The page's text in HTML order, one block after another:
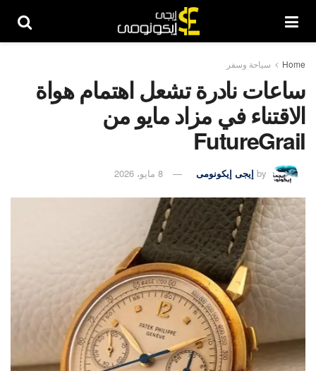
Home سياحة وسفر
ساعات نادرة تشعل اهتمام هواة
الاقتناء في مزاد مايو من
FutureGrail
by إيجى إيكونومى 8 مايو، 2026